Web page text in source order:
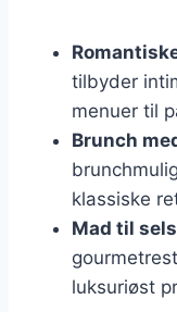
tilbyder
menuer til
Brunch
klassiske
Mad til
luksuriøst